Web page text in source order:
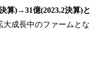
算)→31億(2023.2決算)と
大成長中のファームとな